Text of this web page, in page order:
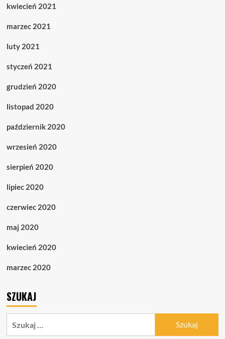
kwiecień 2021
marzec 2021
luty 2021
styczeń 2021
grudzień 2020
listopad 2020
październik 2020
wrzesień 2020
sierpień 2020
lipiec 2020
czerwiec 2020
maj 2020
kwiecień 2020
marzec 2020
SZUKAJ